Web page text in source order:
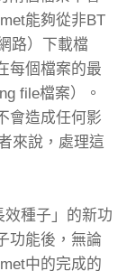
能夠從非BT
路）下載檔
每個檔案的最
file檔案）。
會造成任何影
來說，處理這
種子」的新功
功能後，無論
中的完成的